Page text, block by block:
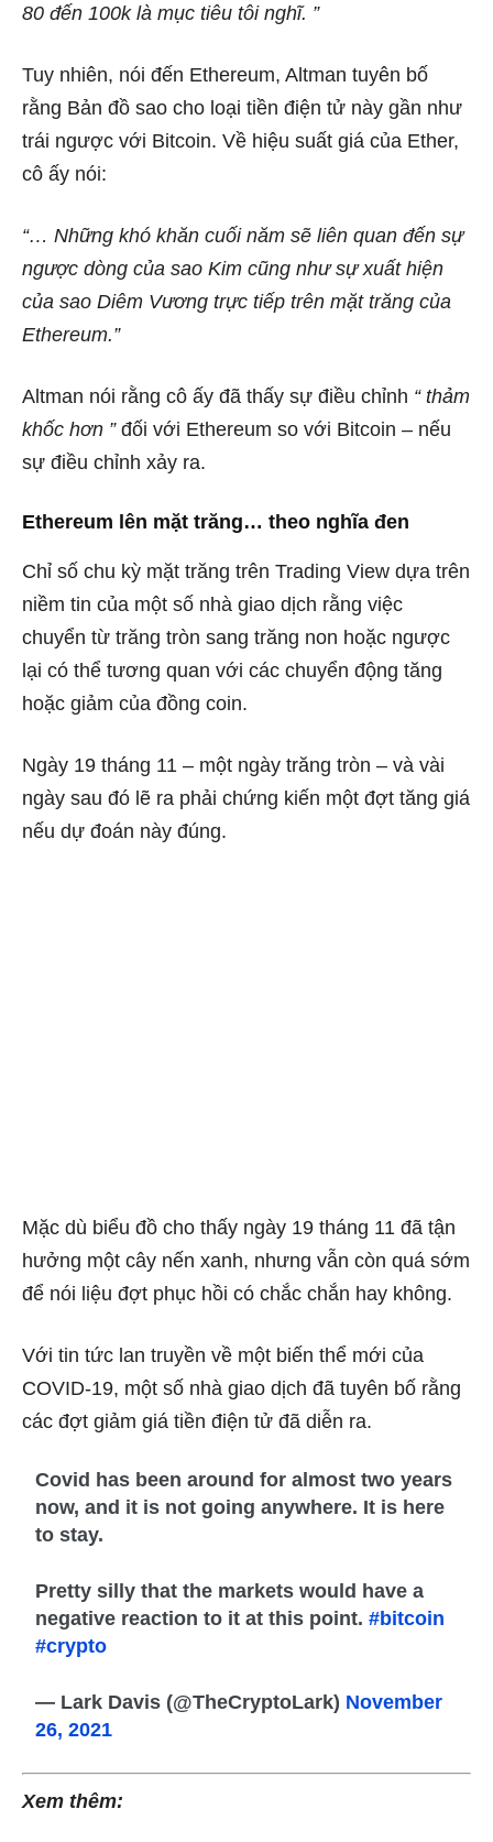
80 ​​đến 100k là mục tiêu tôi nghĩ. ”
Tuy nhiên, nói đến Ethereum, Altman tuyên bố
rằng Bản đồ sao cho loại tiền điện tử này gần như
trái ngược với Bitcoin. Về hiệu suất giá của Ether,
cô ấy nói:
“… Những khó khăn cuối năm sẽ liên quan đến sự
ngược dòng của sao Kim cũng như sự xuất hiện
của sao Diêm Vương trực tiếp trên mặt trăng của
Ethereum.”
Altman nói rằng cô ấy đã thấy sự điều chỉnh “ thảm
khốc hơn ”đối với Ethereum so với Bitcoin – nếu
sự điều chỉnh xảy ra.
Ethereum lên mặt trăng… theo nghĩa đen
Chỉ số chu kỳ mặt trăng trên Trading View dựa trên
niềm tin của một số nhà giao dịch rằng việc
chuyển từ trăng tròn sang trăng non hoặc ngược
lại có thể tương quan với các chuyển động tăng
hoặc giảm của đồng coin.
Ngày 19 tháng 11 – một ngày trăng tròn – và vài
ngày sau đó lẽ ra phải chứng kiến ​​một đợt tăng giá
nếu dự đoán này đúng.
Mặc dù biểu đồ cho thấy ngày 19 tháng 11 đã tận
hưởng một cây nến xanh, nhưng vẫn còn quá sớm
để nói liệu đợt phục hồi có chắc chắn hay không.
Với tin tức lan truyền về một biến thể mới của
COVID-19, một số nhà giao dịch đã tuyên bố rằng
các đợt giảm giá tiền điện tử đã diễn ra.
Covid has been around for almost two years
now, and it is not going anywhere. It is here
to stay.
Pretty silly that the markets would have a
negative reaction to it at this point.#bitcoin
#crypto
— Lark Davis (@TheCryptoLark) November
26, 2021
Xem thêm: